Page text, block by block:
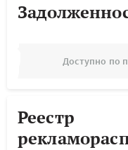
Доступно по
Реестр